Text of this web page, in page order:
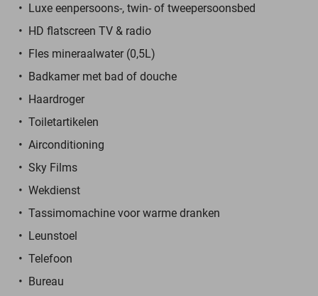
Luxe eenpersoons-, twin- of tweepersoonsbed
HD flatscreen TV & radio
Fles mineraalwater (0,5L)
Badkamer met bad of douche
Haardroger
Toiletartikelen
Airconditioning
Sky Films
Wekdienst
Tassimomachine voor warme dranken
Leunstoel
Telefoon
Bureau